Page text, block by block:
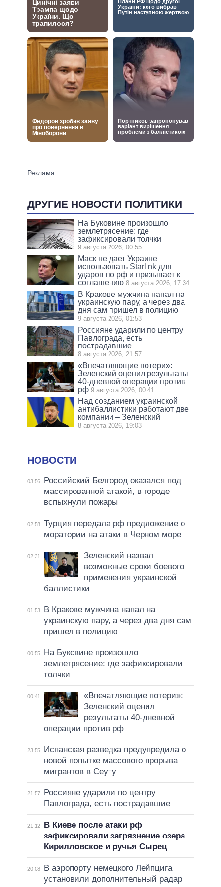
ДРУГИЕ НОВОСТИ ПОЛИТИКИ
На Буковине произошло
землетрясение: где
зафиксировали толчки
9 августа 2026, 00:55
Маск не дает Украине
использовать Starlink для
ударов по рф и призывает к
соглашению 8 августа 2026, 17:34
В Кракове мужчина напал на
украинскую пару, а через два
дня сам пришел в полицию
9 августа 2026, 01:53
Россияне ударили по центру
Павлограда, есть
пострадавшие
8 августа 2026, 21:57
«Впечатляющие потери»:
Зеленский оценил результаты
40-дневной операции против
рф 9 августа 2026, 00:41
Над созданием украинской
антибаллистики работают две
компании – Зеленский
8 августа 2026, 19:03
НОВОСТИ
03:56
Российский Белгород оказался под
массированной атакой, в городе
вспыхнули пожары
02:58 Турция передала рф предложение о
моратории на атаки в Черном море
02:31
Зеленский назвал
возможные сроки боевого
применения украинской
баллистики
01:53
В Кракове мужчина напал на
украинскую пару, а через два дня сам
пришел в полицию
00:55
На Буковине произошло
землетрясение: где зафиксировали
толчки
00:41
«Впечатляющие потери»:
Зеленский оценил
результаты 40-дневной
операции против рф
23:55
Испанская разведка предупредила о
новой попытке массового прорыва
мигрантов в Сеуту
21:57
Россияне ударили по центру
Павлограда, есть пострадавшие
21:12
В Киеве после атаки рф
зафиксировали загрязнение озера
Кирилловское и ручья Сырец
20:08
В аэропорту немецкого Лейпцига
установили дополнительный радар